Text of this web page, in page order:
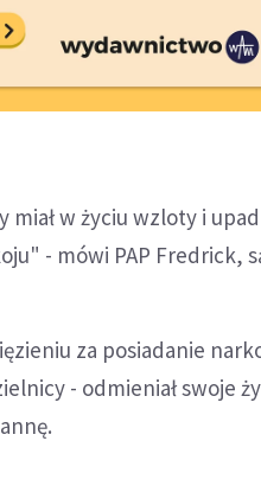
miał w życiu wzloty i
- mówi PAP Fredrick,
za posiadanie
- odmieniał swoje